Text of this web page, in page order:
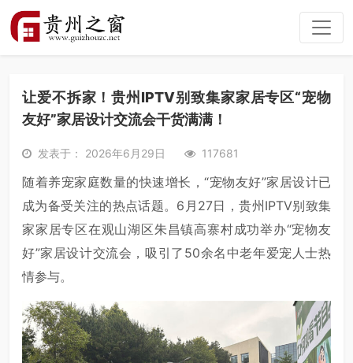
让爱不拆家！贵州IPTV别致集家家居专区“宠物
友好”家居设计交流会干货满满！
发表于： 2026年6月29日 117681
随着养宠家庭数量的快速增长，“宠物友好”家居设计已
成为备受关注的热点话题。6月27日，贵州IPTV别致集
家家居专区在观山湖区朱昌镇高寨村成功举办“宠物友
好”家居设计交流会，吸引了50余名中老年爱宠人士热
情参与。